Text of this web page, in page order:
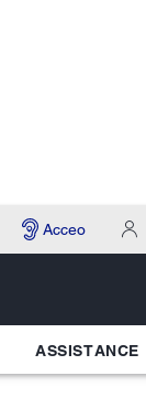
Acceo
ASSISTANCE